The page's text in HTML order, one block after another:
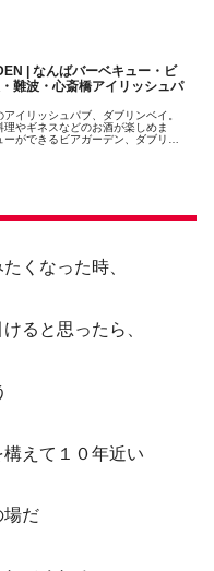
| なんばバーベキュー・ビ
難波・心斎橋アイリッシュパ
イリッシュパブ、ダブリンベイ。
理やギネスなどのお酒が楽しめま
ができるビアガーデン、ダブリン
くなった時、
ると思ったら、
えて１０年近い
場だ